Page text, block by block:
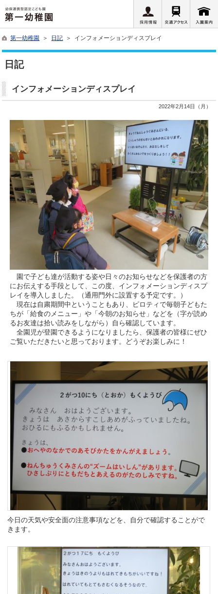
第一幼稚園 ＞ 日記 ＞ インフォメーションディスプレイ
日記
インフォメーションディスプレイ
2022年2月14日（月）
園で子ども達が活動する姿や日々のお知らせなどを保護者の方
にお伝えする手段として、この度、インフォメーションディスプ
レイを導入しました。（通用門外に設置する予定です。）
現在は自粛期間中ということもあり、ピロティで毎朝子どもた
ちが「給食のメニュー」や「今朝のお知らせ」などを（字が読め
るお友達は拾い読みをしながら）自ら確認しています。
全園児が登園できるようになりましたら、保護者の皆様にぜひ
ご覧いただきたいと思っております。どうぞお楽しみに！
今日の天気や安全面の注意事項などを、自分で確認することがで
きます。